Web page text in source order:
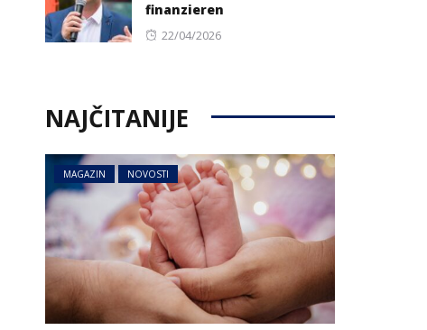
finanzieren
Posted
22/04/2026
NAJČITANIJE
MAGAZIN NOVOSTI